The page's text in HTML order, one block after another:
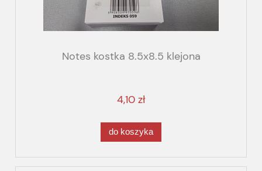
Notes kostka 8.5x8.5 klejona
4,10 zł
do koszyka